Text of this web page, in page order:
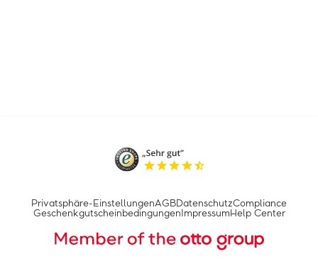
Privatsphäre-EinstellungenAGBDatenschutzCompliance
Geschenkgutscheinbedingungen Impressum Help Center